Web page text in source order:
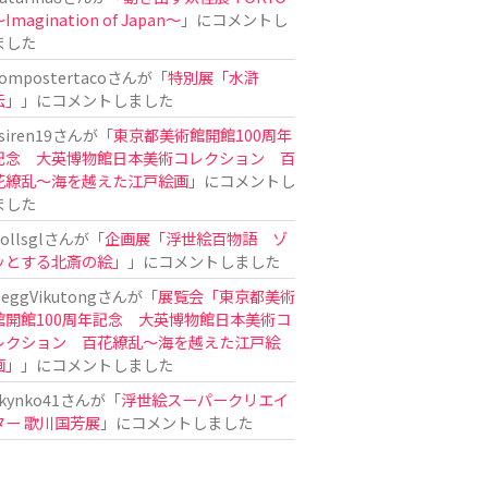
Imagination of Japan〜」にコメントし
した
さんが「特別展「水滸
」にコメントしました
さんが「東京都美術館開館100周年
念 大英博物館日本美術コレクション 百
繚乱～海を越えた江戸絵画」にコメントし
した
さんが「企画展「浮世絵百物語 ゾ
とする北斎の絵」
」にコメントしました
さんが「展覧会「東京都美術
開館100周年記念 大英博物館日本美術コ
クション 百花繚乱〜海を越えた江戸絵
」にコメントしました
さんが「浮世絵スーパークリエイ
ー 歌川国芳展 」にコメントしました